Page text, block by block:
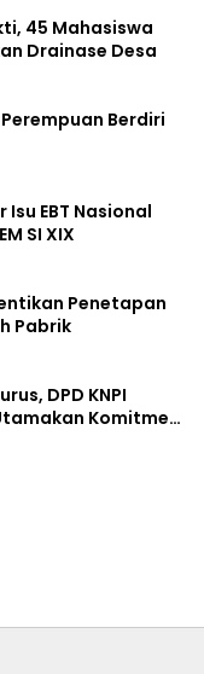
45 Mahasiswa
Drainase Desa
Berdiri
EBT Nasional
SI XIX
Penetapan
Pabrik
DPD KNPI
Komitmen